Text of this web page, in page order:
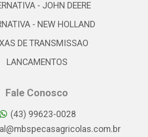
- JOHN DEERE
- NEW HOLLAND
DE TRANSMISSAO
LANCAMENTOS
Fale Conosco
(43) 99623-0028